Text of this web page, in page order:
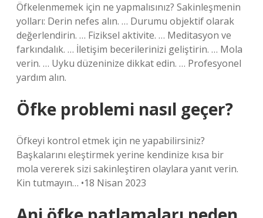
Öfkelenmemek için ne yapmalısınız? Sakinleşmenin
yolları: Derin nefes alın. … Durumu objektif olarak
değerlendirin. … Fiziksel aktivite. … Meditasyon ve
farkındalık. … İletişim becerilerinizi geliştirin. … Mola
verin. … Uyku düzeninize dikkat edin. … Profesyonel
yardım alın.
Öfke problemi nasıl geçer?
Öfkeyi kontrol etmek için ne yapabilirsiniz?
Başkalarını eleştirmek yerine kendinize kısa bir
mola vererek sizi sakinleştiren olaylara yanıt verin.
Kin tutmayın… •18 Nisan 2023